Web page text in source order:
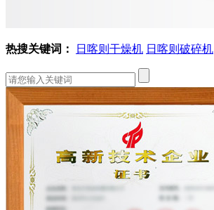
热搜关键词： 日喀则干燥机 日喀则破碎机